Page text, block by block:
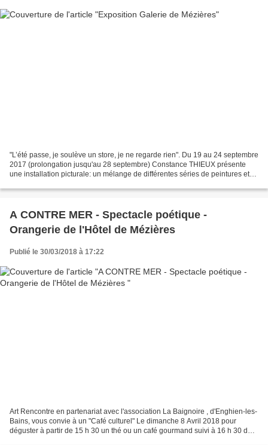
"L’été passe, je soulève un store, je ne regarde rien". Du 19 au 24 septembre
2017 (prolongation jusqu'au 28 septembre) Constance THIEUX présente
une installation picturale: un mélange de différentes séries de peintures et
A CONTRE MER - Spectacle poétique -
Orangerie de l'Hôtel de Mézières
Publié le 30/03/2018 à 17:22
Art Rencontre en partenariat avec l'association La Baignoire , d'Enghien-les-
Bains, vous convie à un "Café culturel" Le dimanche 8 Avril 2018 pour
déguster à partir de 15 h 30 un thé ou un café gourmand suivi à 16 h 30 du